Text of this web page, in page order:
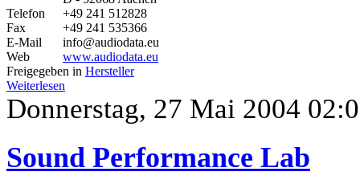
Telefon
+49 241 512828
Fax
+49 241 535366
E-Mail
info@audiodata.eu
Web
www.audiodata.eu
Freigegeben in Hersteller
Weiterlesen
Donnerstag, 27 Mai 2004
Sound Performance Lab